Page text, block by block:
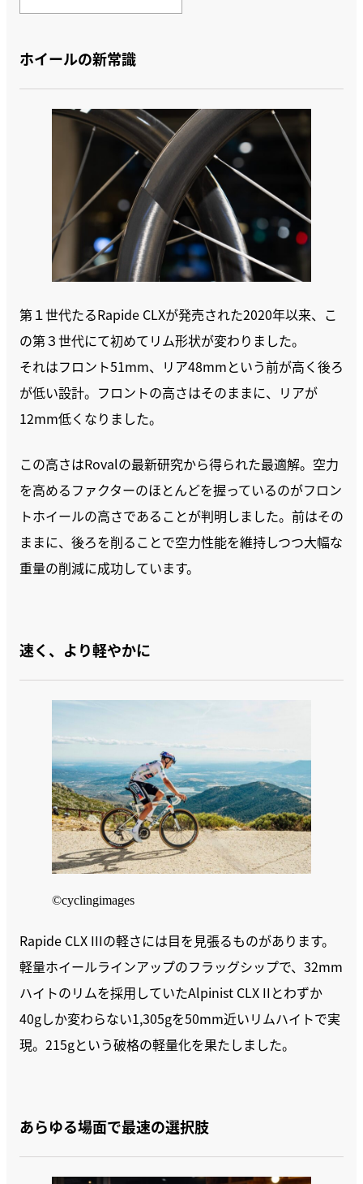
ホイールの新常識
第１世代たるRapide CLXが発売された2020年以来、こ
の第３世代にて初めてリム形状が変わりました。
それはフロント51mm、リア48mmという前が高く後ろ
が低い設計。フロントの高さはそのままに、リアが
12mm低くなりました。
この高さはRovalの最新研究から得られた最適解。空力
を高めるファクターのほとんどを握っているのがフロン
トホイールの高さであることが判明しました。前はその
ままに、後ろを削ることで空力性能を維持しつつ大幅な
重量の削減に成功しています。
速く、より軽やかに
©cyclingimages
Rapide CLX IIIの軽さには目を見張るものがあります。
軽量ホイールラインアップのフラッグシップで、32mm
ハイトのリムを採用していたAlpinist CLX IIとわずか
40gしか変わらない1,305gを50mm近いリムハイトで実
現。215gという破格の軽量化を果たしました。
あらゆる場面で最速の選択肢